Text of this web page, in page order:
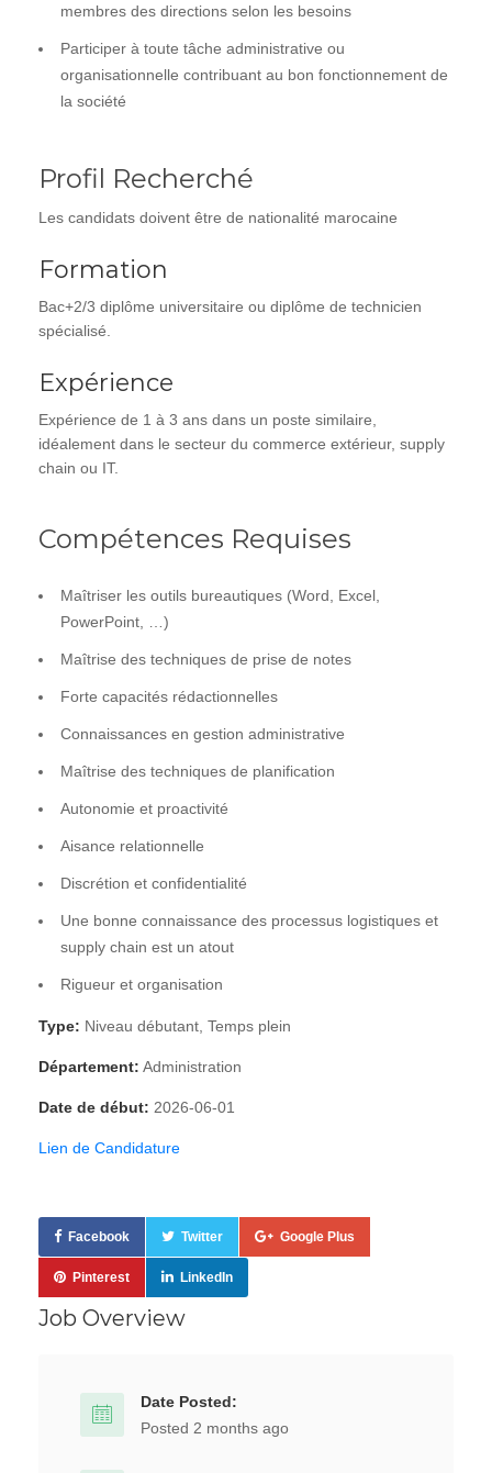
membres des directions selon les besoins
Participer à toute tâche administrative ou
organisationnelle contribuant au bon fonctionnement de
la société
Profil Recherché
Les candidats doivent être de nationalité marocaine
Formation
Bac+2/3 diplôme universitaire ou diplôme de technicien
spécialisé.
Expérience
Expérience de 1 à 3 ans dans un poste similaire,
idéalement dans le secteur du commerce extérieur, supply
chain ou IT.
Compétences Requises
Maîtriser les outils bureautiques (Word, Excel,
PowerPoint, …)
Maîtrise des techniques de prise de notes
Forte capacités rédactionnelles
Connaissances en gestion administrative
Maîtrise des techniques de planification
Autonomie et proactivité
Aisance relationnelle
Discrétion et confidentialité
Une bonne connaissance des processus logistiques et
supply chain est un atout
Rigueur et organisation
Type: Niveau débutant, Temps plein
Département: Administration
Date de début: 2026-06-01
Lien de Candidature
Facebook Twitter Google Plus
Pinterest LinkedIn
Job Overview
Date Posted:
Posted 2 months ago